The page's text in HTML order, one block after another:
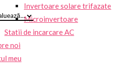
Invertoare solare trifazate
Microinvertoare
Statii de incarcare AC
noi
meu